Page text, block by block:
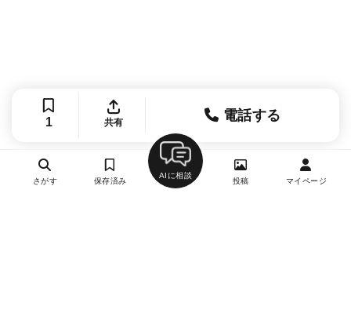
1 共有 電話する
さがす 保存済み
AIに相談
投稿 マイページ